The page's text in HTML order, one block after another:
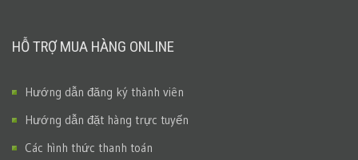
HỖ TRỢ MUA HÀNG ONLINE
Hướng dẫn đăng ký thành viên
Hướng dẫn đặt hàng trực tuyến
Các hình thức thanh toán